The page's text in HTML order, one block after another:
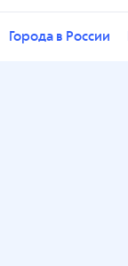
Города в России